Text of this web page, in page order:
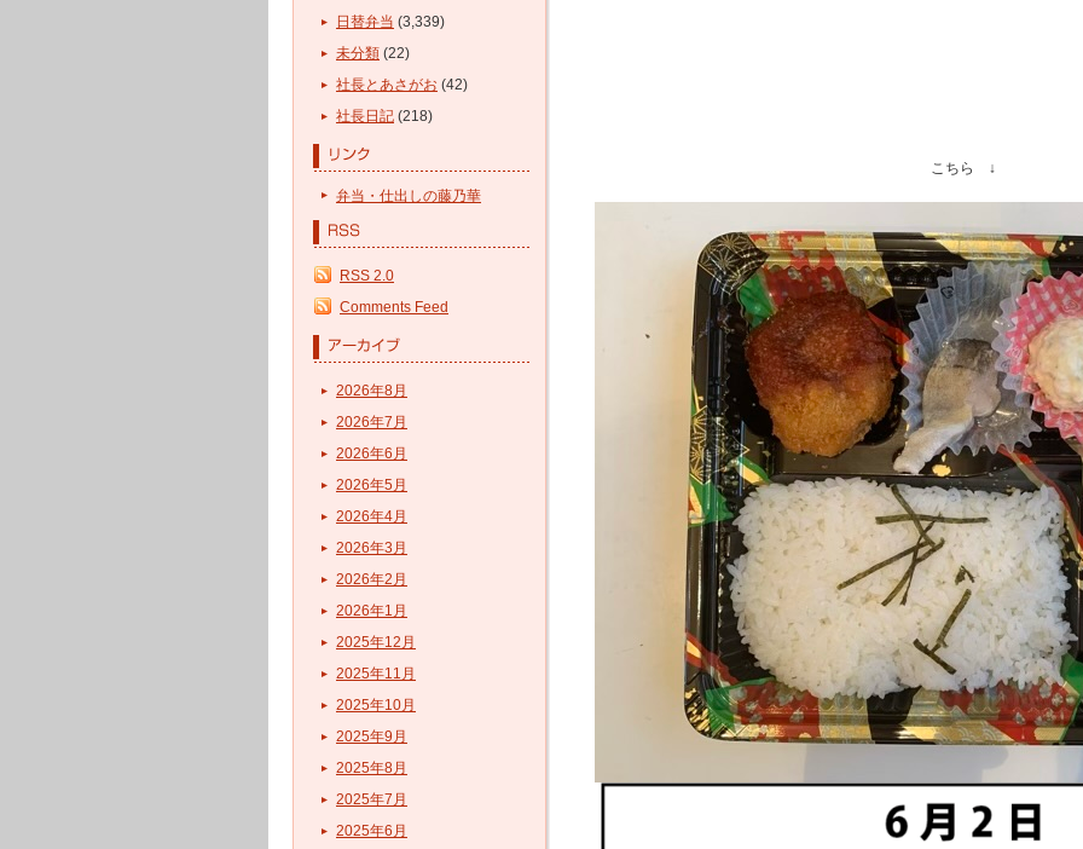
日替弁当 (3,339)
未分類 (22)
社長とあさがお (42)
社長日記 (218)
弁当・仕出しの藤乃華
RSS 2.0
Comments Feed
2026年8月
2026年7月
2026年6月
2026年5月
2026年4月
2026年3月
2026年2月
2026年1月
2025年12月
2025年11月
2025年10月
2025年9月
2025年8月
2025年7月
2025年6月
こちら ↓